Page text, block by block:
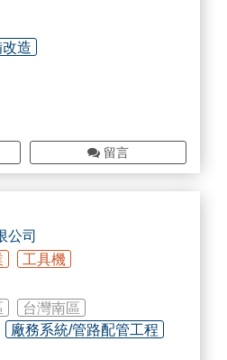
造
留言
公司
工具機
台灣南區
廠務系統/管路配管工程